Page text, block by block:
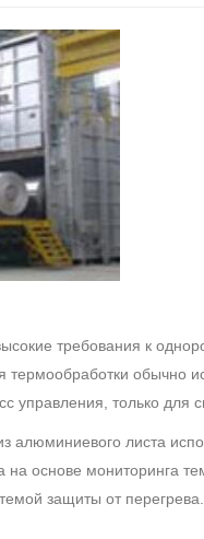
требования к
термообработки обычно
управления, только для
алюминиевого листа
на основе мониторинга
защиты от